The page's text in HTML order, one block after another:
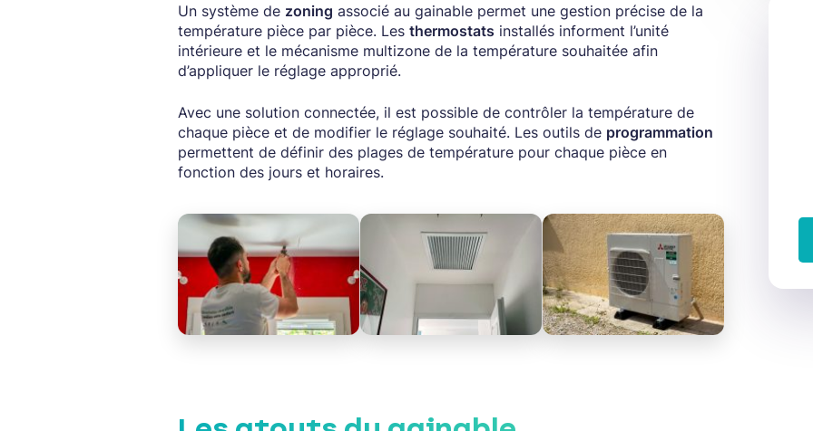
Un système de zoning associé au gainable permet une gestion précise de la
température pièce par pièce. Les thermostats installés informent l’unité
intérieure et le mécanisme multizone de la température souhaitée afin
d’appliquer le réglage approprié.
Avec une solution connectée, il est possible de contrôler la température de
chaque pièce et de modifier le réglage souhaité. Les outils de programmation
permettent de définir des plages de température pour chaque pièce en
fonction des jours et horaires.